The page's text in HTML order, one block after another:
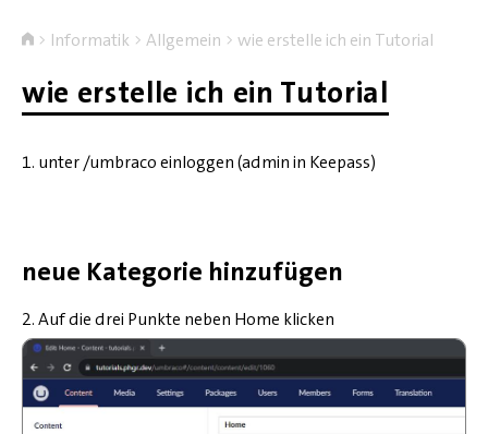
Informatik Allgemein wie erstelle ich ein Tutorial
wie erstelle ich ein Tutorial
1. unter /umbraco einloggen (admin in Keepass)
neue Kategorie hinzufügen
2. Auf die drei Punkte neben Home klicken